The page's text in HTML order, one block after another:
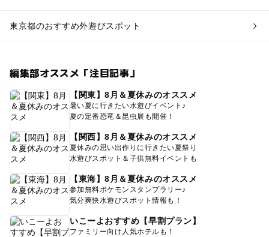
東京都のおすすめ外遊びスポット
編集部オススメ「注目記事」
【関東】8月＆夏休みのオススメ
暑い夏に行きたい水遊びイベント♪
夏の定番恐竜＆昆虫展も開催！
【関西】8月＆夏休みのオススメ
夏休みの思い出作りに行きたい夏祭り
水遊びスポット＆子供無料イベントも
【東海】8月＆夏休みのオススメ
参加無料ポケモンスタンプラリー♪
気分爽快水遊びスポット情報も！
いこーよおすすめ【早割プラン】
ファミリー向け人気ホテルも！